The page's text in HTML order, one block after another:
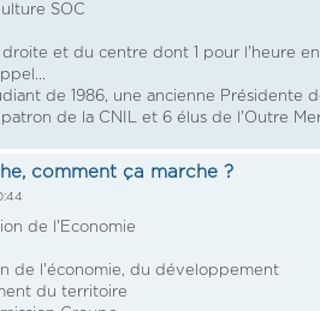
SOC
et du centre dont 1 pour l'heure
de 1986, une ancienne Présidente
de la CNIL et 6 élus de l'Outre
comment ça marche ?
de l'Economie
de l'économie, du développement
du territoire